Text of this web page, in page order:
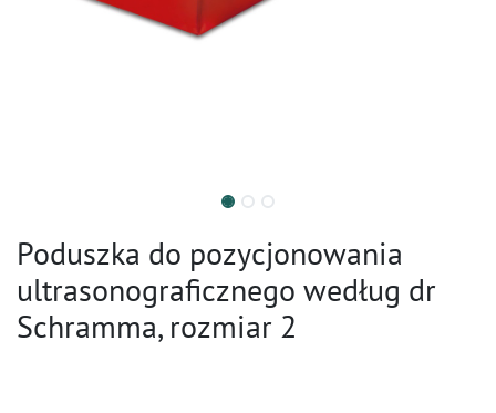
Poduszka do pozycjonowania
ultrasonograficznego według dr
Schramma, rozmiar 2